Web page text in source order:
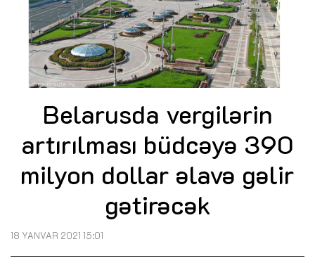
Belarusda vergilərin
artırılması büdcəyə 390
milyon dollar əlavə gəlir
gətirəcək
18 YANVAR 2021 15:01